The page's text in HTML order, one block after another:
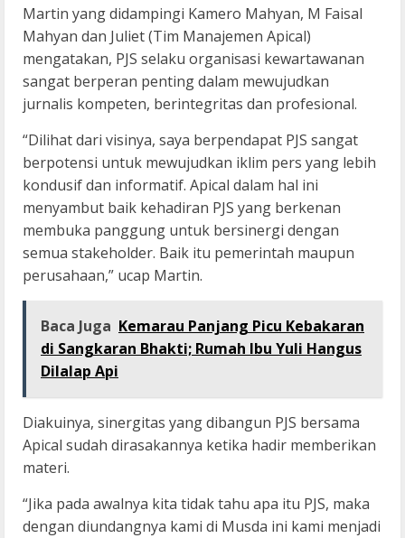
Martin yang didampingi Kamero Mahyan, M Faisal
Mahyan dan Juliet (Tim Manajemen Apical)
mengatakan, PJS selaku organisasi kewartawanan
sangat berperan penting dalam mewujudkan
jurnalis kompeten, berintegritas dan profesional.
“Dilihat dari visinya, saya berpendapat PJS sangat
berpotensi untuk mewujudkan iklim pers yang lebih
kondusif dan informatif. Apical dalam hal ini
menyambut baik kehadiran PJS yang berkenan
membuka panggung untuk bersinergi dengan
semua stakeholder. Baik itu pemerintah maupun
perusahaan,” ucap Martin.
Baca Juga Kemarau Panjang Picu Kebakaran
di Sangkaran Bhakti; Rumah Ibu Yuli Hangus
Dilalap Api
Diakuinya, sinergitas yang dibangun PJS bersama
Apical sudah dirasakannya ketika hadir memberikan
materi.
“Jika pada awalnya kita tidak tahu apa itu PJS, maka
dengan diundangnya kami di Musda ini kami menjadi